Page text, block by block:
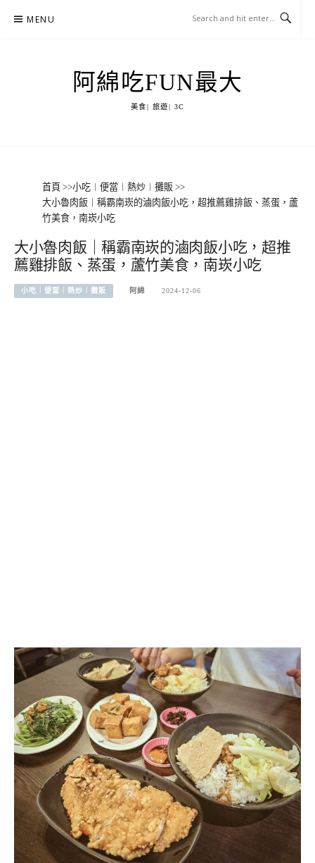
MENU
阿綿吃FUN最大
美食| 旅遊| 3C
首頁 >>小吃︱便當︱熱炒︱攤販 >>
大小魯肉飯｜稱霸南崁的滷肉飯小吃，超推薦雞排飯、蒸蛋，蘆
竹美食，南崁小吃
大小魯肉飯｜稱霸南崁的滷肉飯小吃，超推
薦雞排飯、蒸蛋，蘆竹美食，南崁小吃
小吃︱便當︱熱炒︱攤販 阿綿 2024-12-06